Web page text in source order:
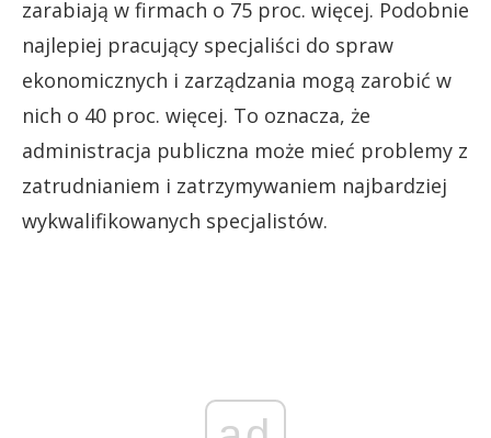
zarabiają w firmach o 75 proc. więcej. Podobnie
najlepiej pracujący specjaliści do spraw
ekonomicznych i zarządzania mogą zarobić w
nich o 40 proc. więcej. To oznacza, że
administracja publiczna może mieć problemy z
zatrudnianiem i zatrzymywaniem najbardziej
wykwalifikowanych specjalistów.